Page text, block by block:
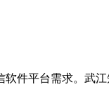
件平台需求。武